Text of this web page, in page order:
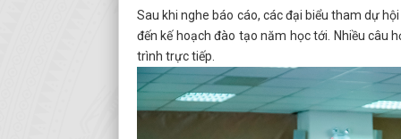
Sau khi nghe báo cáo, các đại biểu tham dự
đến kế hoạch đào tạo năm học tới. Nhiều câu
trình trực tiếp.